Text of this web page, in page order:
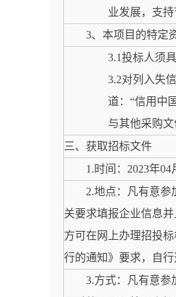
业发展，支
3、本项目的特定
3.1投标人须
3.2对列入失
道：“信用中
与其他采购
三、获取招标文件
1.时间：2023年04
2.地点：凡有意参
关要求填报企业信息
方可在网上办理招投
行的通知》要求，自
3.方式：凡有意参